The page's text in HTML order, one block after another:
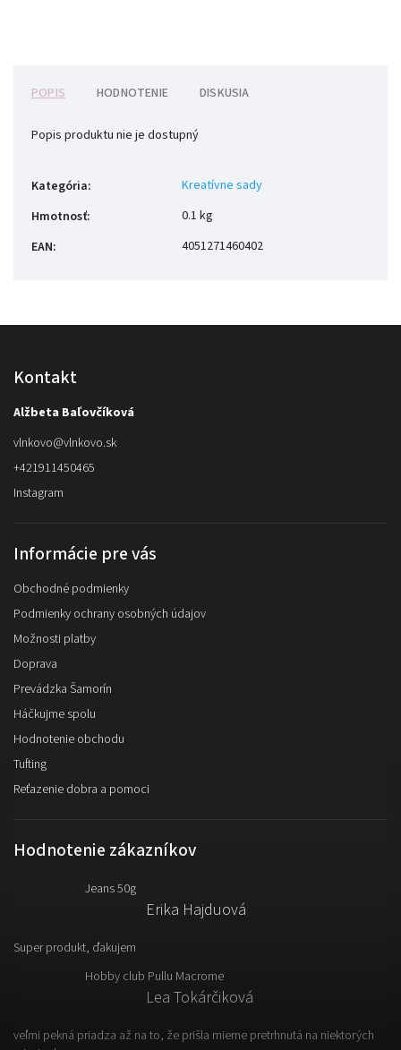
POPIS HODNOTENIE DISKUSIA
Popis produktu nie je dostupný
Kategória:
Kreatívne sady
Hmotnosť:
0.1 kg
EAN: 4051271460402
Kontakt
Alžbeta Baľovčíková
vlnkovo@vlnkovo.sk
+421911450465
Instagram
Informácie pre vás
Obchodné podmienky
Podmienky ochrany osobných údajov
Možnosti platby
Doprava
Prevádzka Šamorín
Háčkujme spolu
Hodnotenie obchodu
Tufting
Reťazenie dobra a pomoci
Hodnotenie zákazníkov
Jeans 50g
Erika Hajduová
Super produkt, ďakujem
Hobby club Pullu Macrome
Lea Tokárčiková
veľmi pekná priadza až na to, že prišla mierne pretrhnutá na niektorých